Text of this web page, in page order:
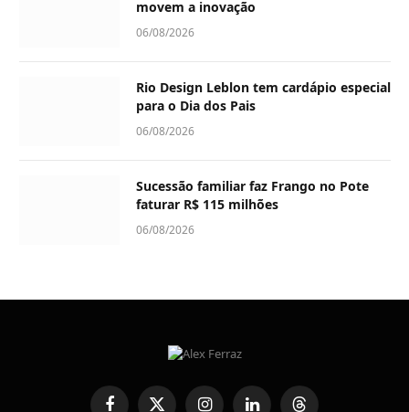
movem a inovação
06/08/2026
Rio Design Leblon tem cardápio especial
para o Dia dos Pais
06/08/2026
Sucessão familiar faz Frango no Pote
faturar R$ 115 milhões
06/08/2026